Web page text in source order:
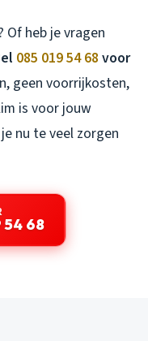
heb je vragen
085 019 54 68 voor
geen voorrijkosten,
is voor jouw
nu te veel zorgen
54 68